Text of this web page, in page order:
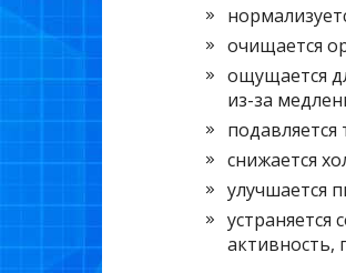
очищается
ощущается
из-за
подавляется
снижается
улучшается
активность,